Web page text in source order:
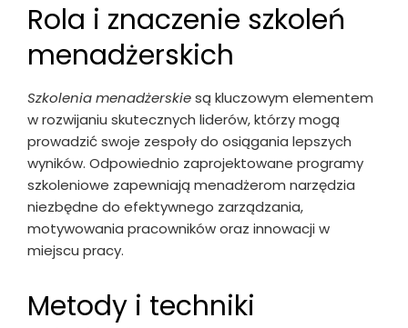
Rola i znaczenie szkoleń
menadżerskich
Szkolenia menadżerskiesą kluczowym elementem
w rozwijaniu skutecznych liderów, którzy mogą
prowadzić swoje zespoły do osiągania lepszych
wyników. Odpowiednio zaprojektowane programy
szkoleniowe zapewniają menadżerom narzędzia
niezbędne do efektywnego zarządzania,
motywowania pracowników oraz innowacji w
miejscu pracy.
Metody i techniki